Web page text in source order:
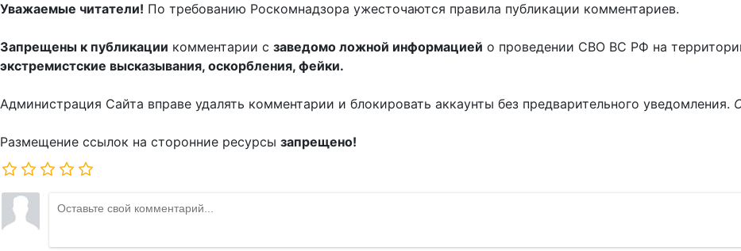
Уважаемые читатели! По требованию Роскомнадзора ужесточаются правила публикации комментариев.
Запрещены к публикации комментарии с заведомо ложной информацией о проведении СВО ВС РФ на
экстремистские высказывания, оскорбления, фейки.
Администрация Сайта вправе удалять комментарии и блокировать аккаунты без предварительного уведомления.
Размещение ссылок на сторонние ресурсы запрещено!